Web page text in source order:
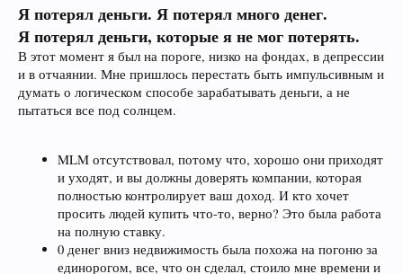
Я потерял деньги. Я потерял много денег.
Я потерял деньги, которые я не мог потерять.
В этот момент я был на пороге, низко на фондах, в депрессии
и в отчаянии. Мне пришлось перестать быть импульсивным и
думать о логическом способе зарабатывать деньги, а не
пытаться все под солнцем.
MLM отсутствовал, потому что, хорошо они приходят
и уходят, и вы должны доверять компании, которая
полностью контролирует ваш доход. И кто хочет
просить людей купить что-то, верно? Это была работа
на полную ставку.
0 денег вниз недвижимость была похожа на погоню за
единорогом, все, что он сделал, стоило мне времени и